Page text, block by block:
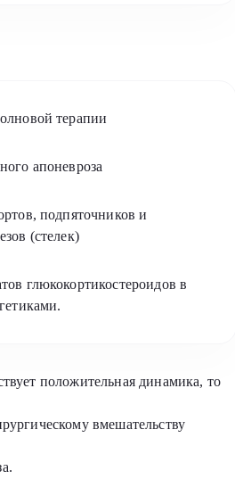
терапии
апоневроза
подпяточников и
(стелек)
глюкокортикостероидов в
положительная динамика, то
вмешательству